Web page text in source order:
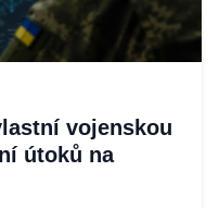
vojenskou
útoků na